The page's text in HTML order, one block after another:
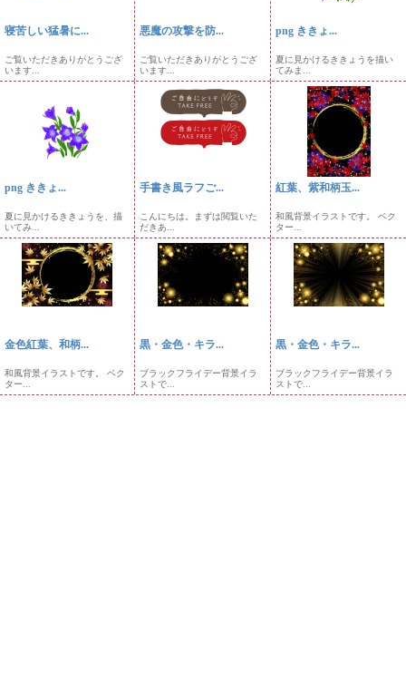
寝苦しい猛暑に...
ご覧いただきありがとうござ
います...
悪魔の攻撃を防...
ご覧いただきありがとうござ
います...
png ききょ...
夏に見かけるききょうを描い
てみま...
png ききょ...
夏に見かけるききょうを、描
いてみ...
手書き風ラフご...
こんにちは。まずは閲覧いた
だきあ...
紅葉、紫和柄玉...
和風背景イラストです。 ベク
ター...
金色紅葉、和柄...
和風背景イラストです。 ベク
ター...
黒・金色・キラ...
ブラックフライデー背景イラ
ストで...
黒・金色・キラ...
ブラックフライデー背景イラ
ストで...